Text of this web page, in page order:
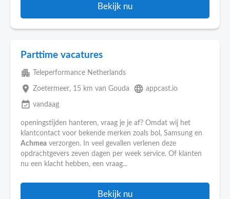
Bekijk nu
Parttime vacatures
apartment Teleperformance Netherlands
place Zoetermeer, 15 km van Gouda language appcast.io
event_available vandaag
openingstijden hanteren, vraag je je af? Omdat wij het
klantcontact voor bekende merken zoals bol, Samsung en
Achmea verzorgen. In veel gevallen verlenen deze
opdrachtgevers zeven dagen per week service. Of klanten
nu een klacht hebben, een vraag...
Bekijk nu